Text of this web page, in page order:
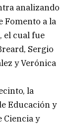
analizando
Fomento a la
el cual fue
Sergio
y Verónica
la
Educación y
Ciencia y